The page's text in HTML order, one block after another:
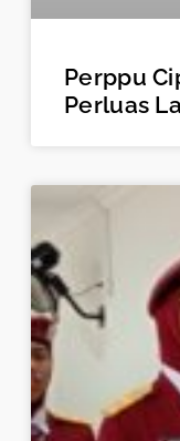
Perppu
Perluas